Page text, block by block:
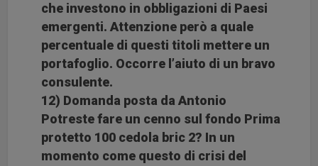
che investono in obbligazioni di Paesi
emergenti. Attenzione però a quale
percentuale di questi titoli mettere un
portafoglio. Occorre l’aiuto di un bravo
consulente.
12) Domanda posta da Antonio
Potreste fare un cenno sul fondo Prima
protetto 100 cedola bric 2? In un
momento come questo di crisi del